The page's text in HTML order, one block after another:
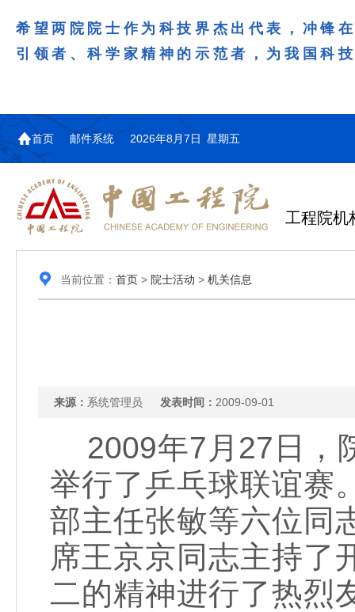
希望两院院士作为科技界杰出代表，冲锋
引领者、科学家精神的示范者，为我国科
首页 邮件系统 2026年8月7日 星期五
工程院机
当前位置： 首页> 院士活动 > 机关信息
来源： 系统管理员 发表时间： 2009-09-01
2009年7月27日，
举行了乒乓球联谊赛
部主任张敏等六位同
席王京京同志主持了
二的精神进行了热烈